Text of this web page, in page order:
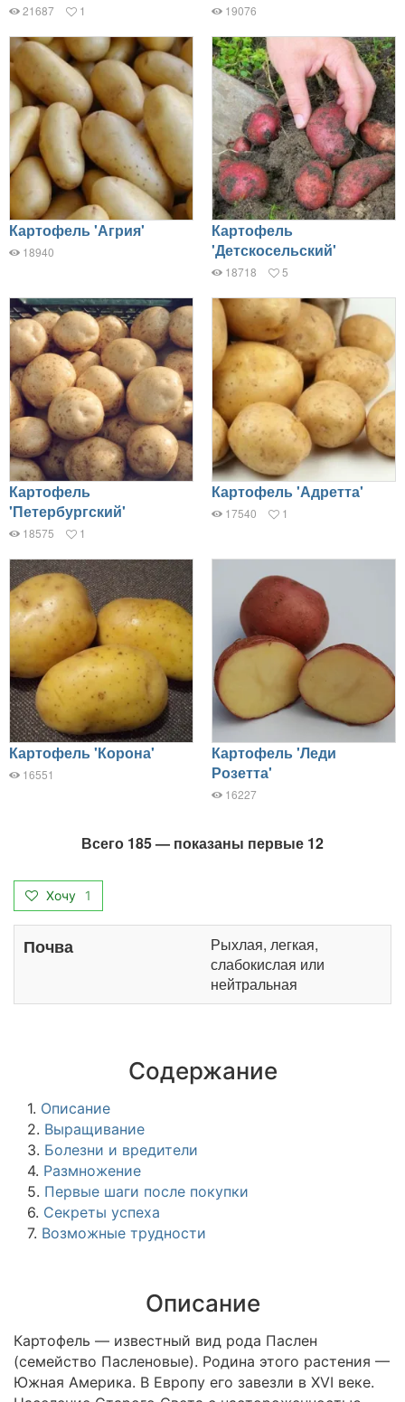
21687 1 19076
Картофель 'Агрия'
18940
Картофель
'Детскосельский'
18718 5
Картофель
'Петербургский'
18575 1
Картофель 'Адретта'
17540 1
Картофель 'Корона'
16551
Картофель 'Леди
Розетта'
16227
Всего 185 — показаны первые 12
Хочу 1
Почва
Рыхлая, легкая,
слабокислая или
нейтральная
Содержание
1. Описание
2. Выращивание
3. Болезни и вредители
4. Размножение
5. Первые шаги после покупки
6. Секреты успеха
7. Возможные трудности
Описание
Картофель — известный вид рода Паслен
(семейство Пасленовые). Родина этого растения —
Южная Америка. В Европу его завезли в XVI веке.